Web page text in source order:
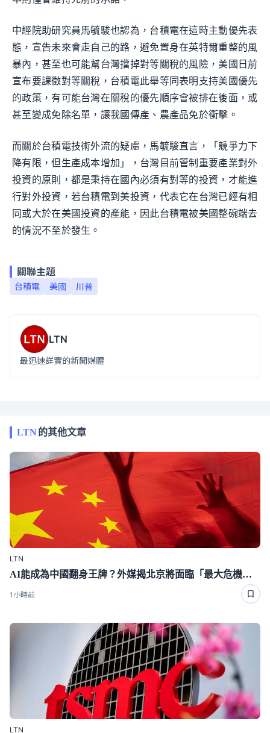
中經院助研究員馬毓駿也認為，台積電在這時主動優先表
態，宣告未來會走自己的路，避免置身在英特爾重整的風
暴內，甚至也可能幫台灣擋掉對等關稅的風險，美國日前
宣布要課徵對等關稅，台積電此舉等同表明支持美國優先
的政策，有可能台灣在關稅的優先順序會被排在後面，或
甚至變成免除名單，讓我國傳產、農產品免於衝擊。
而關於台積電技術外流的疑慮，馬毓駿直言，「競爭力下
降有限，但生產成本增加」，台灣目前管制重要產業對外
投資的原則，都是秉持在國內必須有對等的投資，才能進
行對外投資，若台積電到美投資，代表它在台灣已經有相
同或大於在美國投資的產能，因此台積電被美國整碗端去
的情況不至於發生。
關聯主題
台積電 美國 川普
LTN
最迅速詳實的新聞媒體
LTN的其他文章
LTN
AI能成為中國翻身王牌？外媒揭北京將面臨「最大危機」 恐慘遭反噬
1小時前
LTN